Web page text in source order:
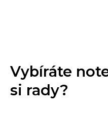
Vybíráte
si rady?